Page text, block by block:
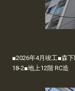
■2026年4月竣工■森
18-2■地上12階 RC造